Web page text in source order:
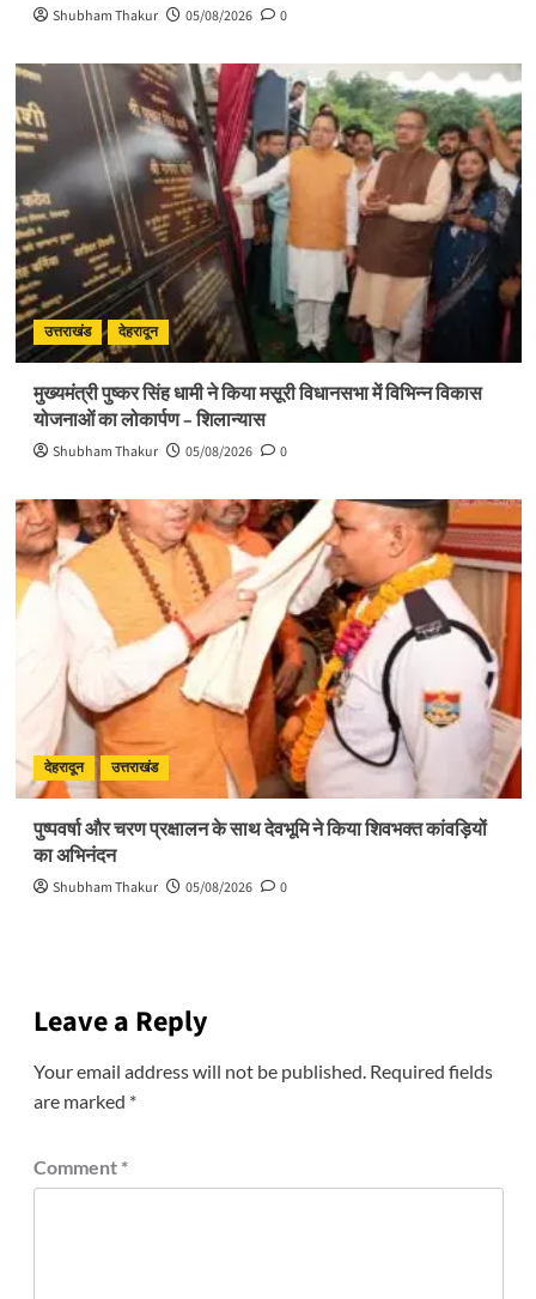
Shubham Thakur 05/08/2026 0
उत्तराखंड देहरादून
मुख्यमंत्री पुष्कर सिंह धामी ने किया मसूरी विधानसभा में विभिन्न विकास
योजनाओं का लोकार्पण – शिलान्यास
Shubham Thakur 05/08/2026 0
देहरादून उत्तराखंड
पुष्पवर्षा और चरण प्रक्षालन के साथ देवभूमि ने किया शिवभक्त कांवड़ियों
का अभिनंदन
Shubham Thakur 05/08/2026 0
Leave a Reply
Your email address will not be published. Required fields
are marked *
Comment *